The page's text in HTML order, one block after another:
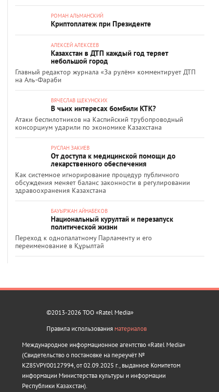
РОМАН АЛЬМАНСКИЙ
Криптоплатеж при Президенте
АЛЕКСЕЙ АЛЕКСЕЕВ
Казахстан в ДТП каждый год теряет
небольшой город
Главный редактор журнала «За рулём» комментирует ДТП
на Аль-Фараби
ВЯЧЕСЛАВ ЩЕКУНСКИХ
В чьих интересах бомбили КТК?
Атаки беспилотников на Каспийский трубопроводный
консорциум ударили по экономике Казахстана
РУСЛАН ЗАКИЕВ
От доступа к медицинской помощи до
лекарственного обеспечения
Как системное игнорирование процедур публичного
обсуждения меняет баланс законности в регулировании
здравоохранения Казахстана
БАУЫРЖАН АЙНАБЕКОВ
Национальный курултай и перезапуск
политической жизни
Переход к однопалатному Парламенту и его
переименование в Құрылтай
©2013-2026 ТОО «Ratel Media»
Правила использования материалов
Международное информационное агентство «Ratel Media»
(Свидетельство о постановке на переучёт №
KZ85VPY00127994, от 02.09.2025 г., выданное Комитетом
информации Министерства культуры и информации
Республики Казахстан).